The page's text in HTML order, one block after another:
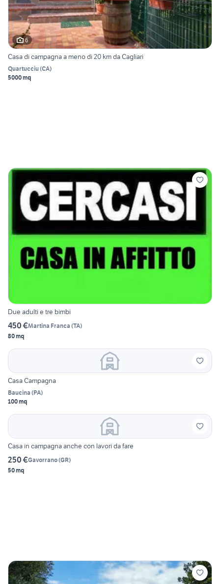
6
Casa di campagna a meno di 20 km da Cagliari
Quartucciu(CA)
5000 mq
Due adulti e tre bimbi
450 €Martina Franca (TA)
80 mq
Casa Campagna
Baucina (PA)
100 mq
Casa in campagna anche con lavori da fare
250 €Gavorrano(GR)
50 mq